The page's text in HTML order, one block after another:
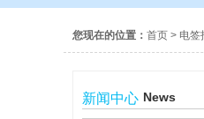
您现在的位置： 首页 > 电签
新闻中心 News